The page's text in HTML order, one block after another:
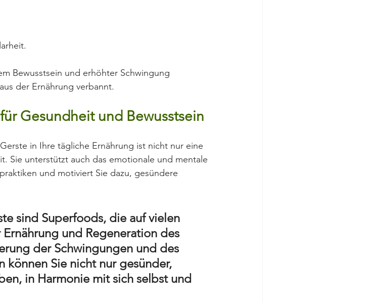
Bewusstsein und erhöhter Schwingung
der Ernährung verbannt.
Gesundheit und Bewusstsein
in Ihre tägliche Ernährung ist nicht nur eine
Sie unterstützt auch das emotionale und mentale
und motiviert Sie dazu, gesündere
sind Superfoods, die auf vielen
und Regeneration des
der Schwingungen und des
können Sie nicht nur gesünder,
in Harmonie mit sich selbst und